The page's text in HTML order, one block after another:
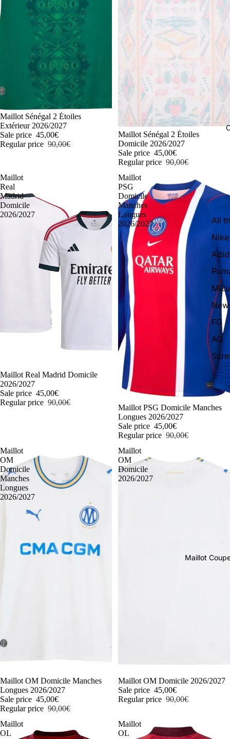
All
Nike
FG
AG
Maillot
-50%
Maillot Sénégal 2 Étoiles
Extérieur 2026/2027
Sale price 45,00€
Regular price 90,00€
-50%
Maillot Sénégal 2 Étoiles
Domicile 2026/2027
Sale price 45,00€
Regular price 90,00€
Maillot
Real
Madrid
Domicile
2026/2027
-50%
Maillot Real Madrid Domicile
2026/2027
Sale price 45,00€
Regular price 90,00€
Maillot
PSG
Domicile
Manches
Longues
2026/2027
-50%
Maillot PSG Domicile Manches
Longues 2026/2027
Sale price 45,00€
Regular price 90,00€
Maillot
OM
Domicile
Manches
Longues
2026/2027
-50%
Maillot OM Domicile Manches
Longues 2026/2027
Sale price 45,00€
Regular price 90,00€
Maillot
OM
Domicile
2026/2027
-50%
Maillot OM Domicile 2026/2027
Sale price 45,00€
Regular price 90,00€
Maillot
OL
Maillot
OL